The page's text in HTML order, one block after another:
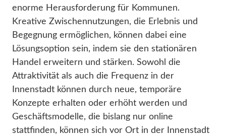
enorme Herausforderung für Kommunen.
Kreative Zwischennutzungen, die Erlebnis und
Begegnung ermöglichen, können dabei eine
Lösungsoption sein, indem sie den stationären
Handel erweitern und stärken. Sowohl die
Attraktivität als auch die Frequenz in der
Innenstadt können durch neue, temporäre
Konzepte erhalten oder erhöht werden und
Geschäftsmodelle, die bislang nur online
stattfinden, können sich vor Ort in der Innenstadt